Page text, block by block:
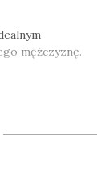
mężczyznę.